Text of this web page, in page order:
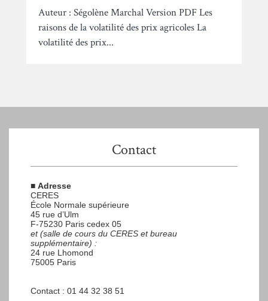
Auteur : Ségolène Marchal Version PDF Les
raisons de la volatilité des prix agricoles La
volatilité des prix...
Contact
■ Adresse
CERES
École Normale supérieure
45 rue d’Ulm
F-75230 Paris cedex 05
et (salle de cours du CERES et bureau
supplémentaire) :
24 rue Lhomond
75005 Paris
Contact : 01 44 32 38 51